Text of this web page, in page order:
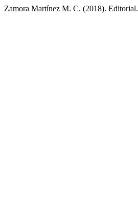
Zamora Martínez M. C. (2018). Editorial.